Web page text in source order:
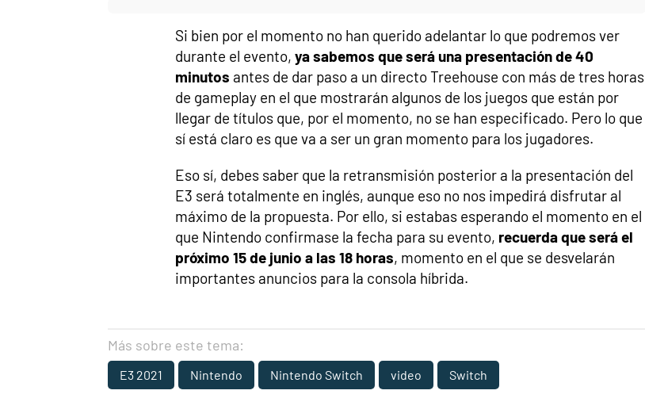
Si bien por el momento no han querido adelantar lo que podremos ver
durante el evento, ya sabemos que será una presentación de 40
minutos antes de dar paso a un directo Treehouse con más de tres horas
de gameplay en el que mostrarán algunos de los juegos que están por
llegar de títulos que, por el momento, no se han especificado. Pero lo que
sí está claro es que va a ser un gran momento para los jugadores.
Eso sí, debes saber que la retransmisión posterior a la presentación del
E3 será totalmente en inglés, aunque eso no nos impedirá disfrutar al
máximo de la propuesta. Por ello, si estabas esperando el momento en el
que Nintendo confirmase la fecha para su evento, recuerda que será el
próximo 15 de junio a las 18 horas, momento en el que se desvelarán
importantes anuncios para la consola híbrida.
Más sobre este tema:
E3 2021 Nintendo Nintendo Switch video Switch